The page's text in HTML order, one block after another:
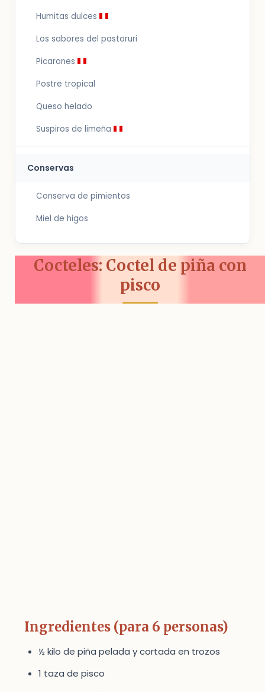
Humitas dulces
Los sabores del pastoruri
Picarones
Postre tropical
Queso helado
Suspiros de limeña
Conservas
Conserva de pimientos
Miel de higos
Cocteles: Coctel de piña con
pisco
Ingredientes (para 6 personas)
½ kilo de piña pelada y cortada en trozos
1 taza de pisco